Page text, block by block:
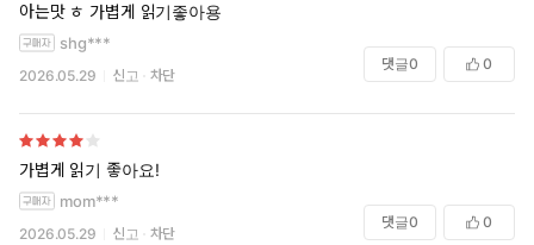
아는맛 ㅎ 가볍게 읽기좋아용
shg***
2026.05.29 신고 차단
댓글0 0
가볍게 읽기 좋아요!
mom***
2026.05.29 신고 차단
댓글0 0